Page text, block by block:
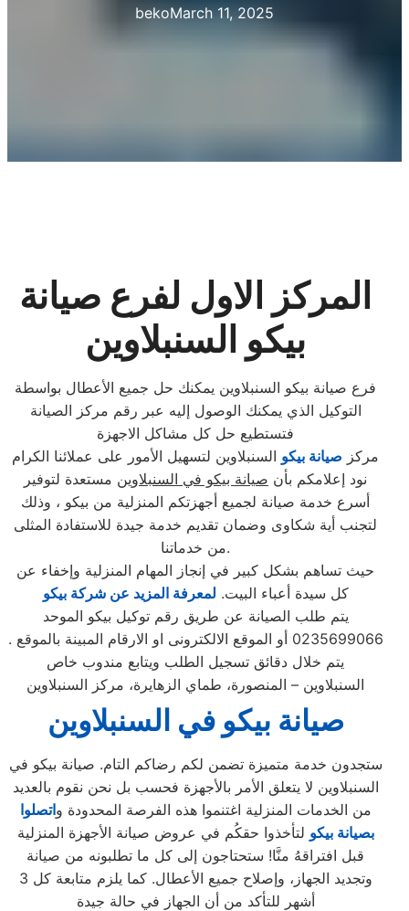
bekoMarch 11, 2025
المركز الاول لفرع صيانة
بيكو السنبلاوين
فرع صيانة بيكو السنبلاوين يمكنك حل جميع الأعطال بواسطة
التوكيل الذي يمكنك الوصول إليه عبر رقم مركز الصيانة
فتستطيع حل كل مشاكل الاجهزة
مركز صيانة بيكو السنبلاوين لتسهيل الأمور على عملائنا الكرام
نود إعلامكم بأن صيانة بيكو في السنبلاوين مستعدة لتوفير
أسرع خدمة صيانة لجميع أجهزتكم المنزلية من بيكو ، وذلك
لتجنب أية شكاوى وضمان تقديم خدمة جيدة للاستفادة المثلى
من خدماتنا.
حيث تساهم بشكل كبير في إنجاز المهام المنزلية وإخفاء عن
كل سيدة أعباء البيت. لمعرفة المزيد عن شركة بيكو
يتم طلب الصيانة عن طريق رقم توكيل بيكو الموحد
0235699066 أو الموقع الالكترونى او الارقام المبينة بالموقع .
يتم خلال دقائق تسجيل الطلب ويتابع مندوب خاص
السنبلاوين – المنصورة، طماي الزهايرة، مركز السنبلاوين
صيانة بيكو في السنبلاوين
ستجدون خدمة متميزة تضمن لكم رضاكم التام. صيانة بيكو في
السنبلاوين لا يتعلق الأمر بالأجهزة فحسب بل نحن نقوم بالعديد
من الخدمات المنزلية اغتنموا هذه الفرصة المحدودة واتصلوا
بصيانة بيكو لتأخذوا حقكُم في عروض صيانة الأجهزة المنزلية
قبل افتراقهُ منَّا! ستحتاجون إلى كل ما تطلبونه من صيانة
وتجديد الجهاز، وإصلاح جميع الأعطال. كما يلزم متابعة كل 3
أشهر للتأكد من أن الجهاز في حالة جيدة